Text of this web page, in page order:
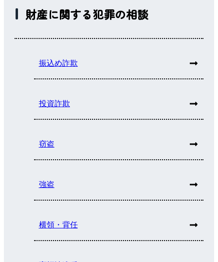
財産に関する犯罪の相談
振込め詐欺
投資詐欺
窃盗
強盗
横領・背任